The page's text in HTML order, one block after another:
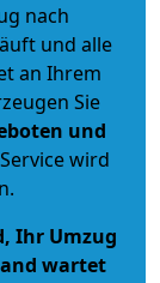
nach
und alle
an Ihrem
Sie
und
wird
Ihr Umzug
wartet